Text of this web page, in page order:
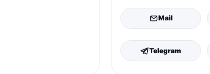
Mail
Telegram